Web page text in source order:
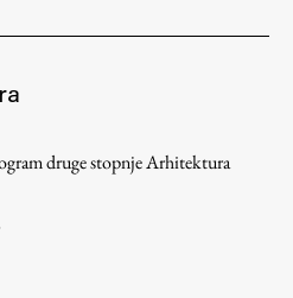
druge stopnje Arhitektura